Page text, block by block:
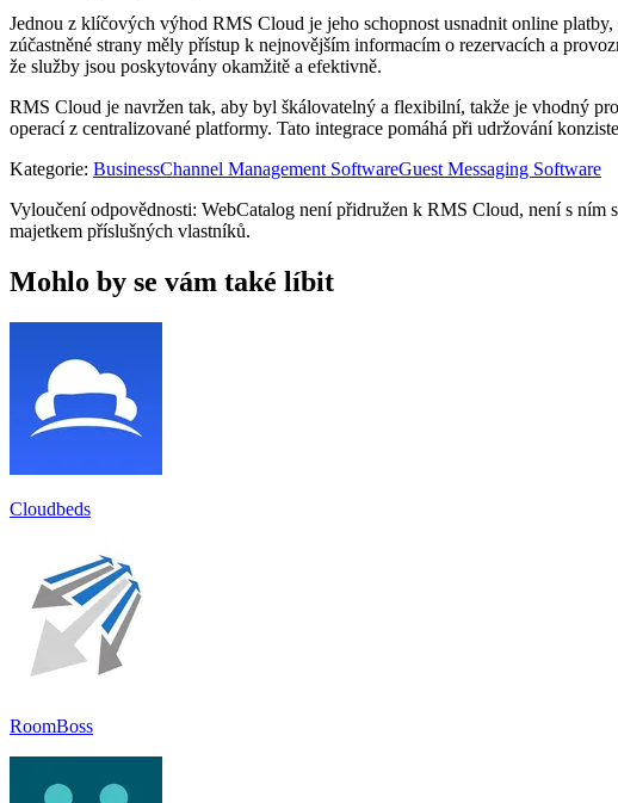
Jednou z klíčových výhod RMS Cloud je jeho schopnost usnadnit online
zúčastněné strany měly přístup k nejnovějším informacím o rezervacích a
že služby jsou poskytovány okamžitě a efektivně.
RMS Cloud je navržen tak, aby byl škálovatelný a flexibilní, takže je vhodný
operací z centralizované platformy. Tato integrace pomáhá při udržování
Kategorie: BusinessChannel Management SoftwareGuest Messaging Software
Vyloučení odpovědnosti: WebCatalog není přidružen k RMS Cloud, není s
majetkem příslušných vlastníků.
Mohlo by se vám také líbit
Cloudbeds
RoomBoss